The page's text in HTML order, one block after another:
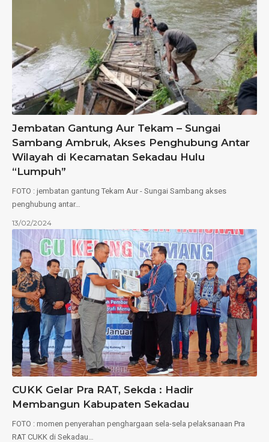
Jembatan Gantung Aur Tekam – Sungai
Sambang Ambruk, Akses Penghubung Antar
Wilayah di Kecamatan Sekadau Hulu
“Lumpuh”
FOTO : jembatan gantung Tekam Aur - Sungai Sambang akses
penghubung antar…
13/02/2024
CUKK Gelar Pra RAT, Sekda : Hadir
Membangun Kabupaten Sekadau
FOTO : momen penyerahan penghargaan sela-sela pelaksanaan Pra
RAT CUKK di Sekadau…